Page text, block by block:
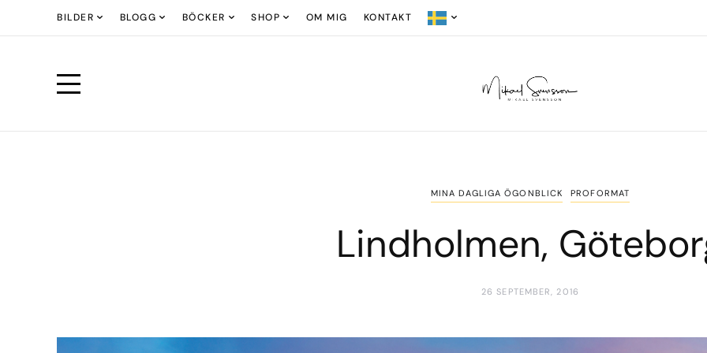
BILDER BLOGG BÖCKER SHOP OM MIG KONTAKT
MINA DAGLIGA ÖGONBLICK PROFORMAT
Lindholmen,
26 SEPTEMBER, 2016